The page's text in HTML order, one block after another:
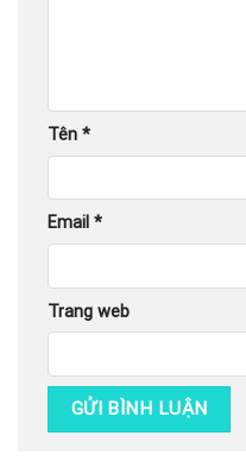
Tên *
Email *
Trang web